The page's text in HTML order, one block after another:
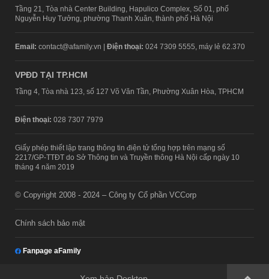
Tầng 21, Tòa nhà Center Building, Hapulico Complex, Số 01, phố
Nguyễn Huy Tưởng, phường Thanh Xuân, thành phố Hà Nội
Email: contact@afamily.vn | Điện thoại: 024 7309 5555, máy lẻ 62.370
VPĐD TẠI TP.HCM
Tầng 4, Tòa nhà 123, số 127 Võ Văn Tần, Phường Xuân Hòa, TPHCM
Điện thoại: 028 7307 7979
Giấy phép thiết lập trang thông tin điện tử tổng hợp trên mạng số
2217/GP-TTĐT do Sở Thông tin và Truyền thông Hà Nội cấp ngày 10
tháng 4 năm 2019
© Copyright 2008 - 2024 – Công ty Cổ phần VCCorp
Chính sách bảo mật
Fanpage aFamily